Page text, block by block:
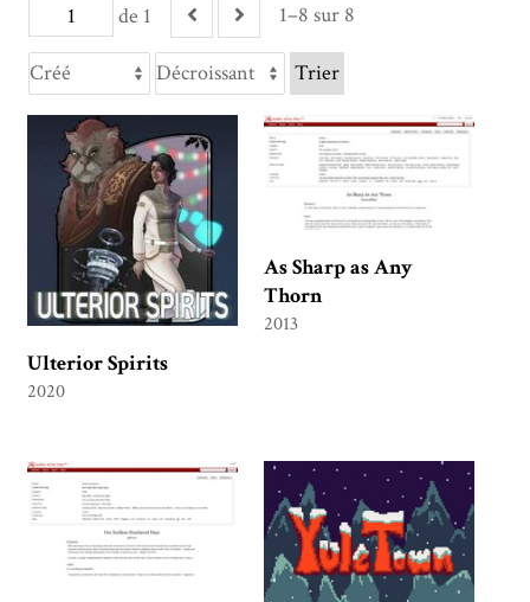
de 1 1–8 sur 8
Trier
Ulterior Spirits
2020
As Sharp as Any
Thorn
2013